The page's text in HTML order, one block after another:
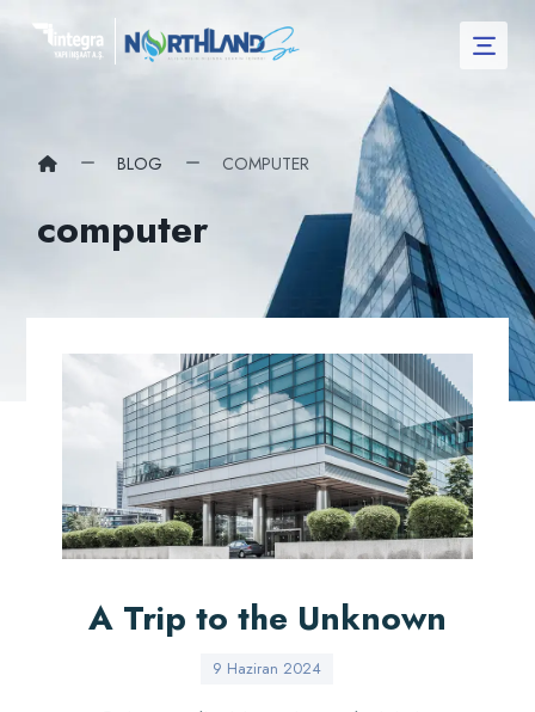
BLOG COMPUTER
computer
A Trip to the Unknown
9 Haziran 2024